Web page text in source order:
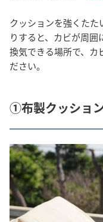
クッションを強くたた
りすると、カビが周囲
換気できる場所で、カ
ださい。
①布製クッショ